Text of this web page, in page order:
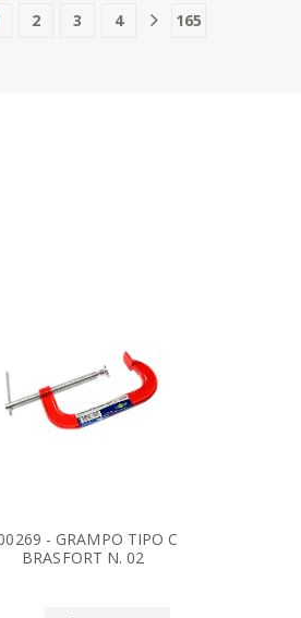
2 3 4 165
- GRAMPO TIPO C
BRASFORT N. 02